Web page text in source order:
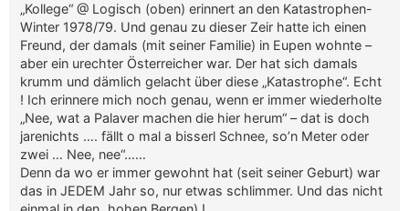
„Kollege“ @ Logisch (oben) erinnert an den Katastrophen-
Winter 1978/79. Und genau zu dieser Zeir hatte ich einen
Freund, der damals (mit seiner Familie) in Eupen wohnte –
aber ein urechter Österreicher war. Der hat sich damals
krumm und dämlich gelacht über diese „Katastrophe“. Echt
! Ich erinnere mich noch genau, wenn er immer wiederholte
„Nee, wat a Palaver machen die hier herum“ – dat is doch
jarenichts …. fällt o mal a bisserl Schnee, so’n Meter oder
zwei … Nee, nee“……
Denn da wo er immer gewohnt hat (seit seiner Geburt) war
das in JEDEM Jahr so, nur etwas schlimmer. Und das nicht